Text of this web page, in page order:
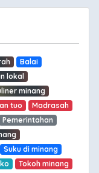
Balai
lokal
minang
tuo
Madrasah
Pemerintahan
Suku di minang
Tokoh minang